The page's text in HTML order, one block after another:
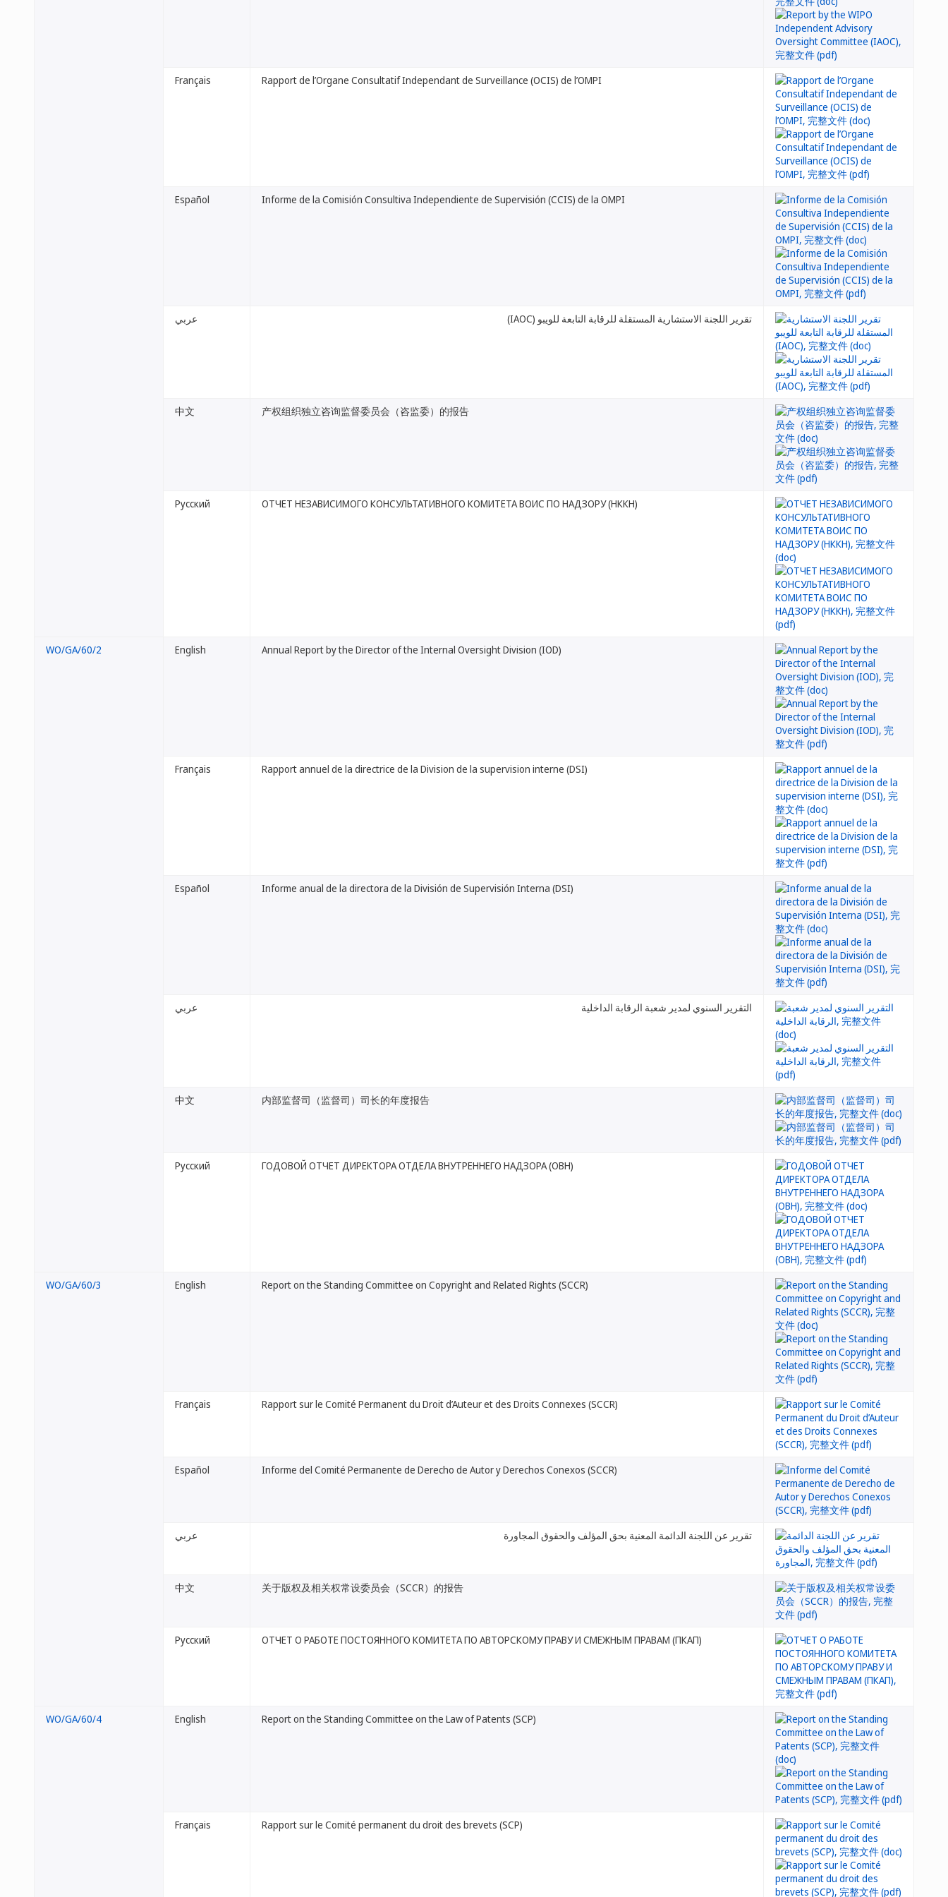
Français Rapport de l’Organe Consultatif Independant de Surveillance (OCIS) de l’OMPI
Español Informe de la Comisión Consultiva Independiente de Supervisión (CCIS) de la OMPI
عربي تقرير اللجنة الاستشارية المستقلة للرقابة التابعة للويبو (IAOC)
中文 产权组织独立咨询监督委员会（咨监委）的报告
Русский ОТЧЕТ НЕЗАВИСИМОГО КОНСУЛЬТАТИВНОГО КОМИТЕТА ВОИС ПО НАДЗОРУ (НККН)
WO/GA/60/2 English Annual Report by the Director of the Internal Oversight Division (IOD)
Français Rapport annuel de la directrice de la Division de la supervision interne (DSI)
Español Informe anual de la directora de la División de Supervisión Interna (DSI)
عربي التقرير السنوي لمدير شعبة الرقابة الداخلية
中文 内部监督司（监督司）司长的年度报告
Русский ГОДОВОЙ ОТЧЕТ ДИРЕКТОРА ОТДЕЛА ВНУТРЕННЕГО НАДЗОРА (ОВН)
WO/GA/60/3 English Report on the Standing Committee on Copyright and Related Rights (SCCR)
Français Rapport sur le Comité Permanent du Droit d’Auteur et des Droits Connexes (SCCR)
Español Informe del Comité Permanente de Derecho de Autor y Derechos Conexos (SCCR)
عربي تقرير عن اللجنة الدائمة المعنية بحق المؤلف والحقوق المجاورة
中文 关于版权及相关权常设委员会（SCCR）的报告
Русский ОТЧЕТ О РАБОТЕ ПОСТОЯННОГО КОМИТЕТА ПО АВТОРСКОМУ ПРАВУ И СМЕЖНЫМ ПРАВАМ (ПКАП)
WO/GA/60/4 English Report on the Standing Committee on the Law of Patents (SCP)
Français Rapport sur le Comité permanent du droit des brevets (SCP)